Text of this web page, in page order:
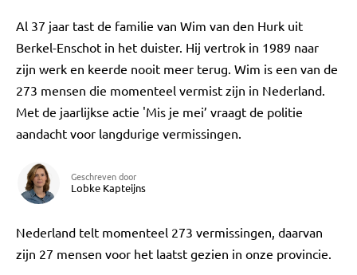
Al 37 jaar tast de familie van Wim van den Hurk uit
Berkel-Enschot in het duister. Hij vertrok in 1989 naar
zijn werk en keerde nooit meer terug. Wim is een van de
273 mensen die momenteel vermist zijn in Nederland.
Met de jaarlijkse actie 'Mis je mei’ vraagt de politie
aandacht voor langdurige vermissingen.
Geschreven door
Lobke Kapteijns
Nederland telt momenteel 273 vermissingen, daarvan
zijn 27 mensen voor het laatst gezien in onze provincie.